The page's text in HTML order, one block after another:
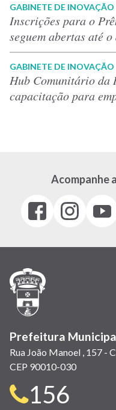
GABINETE DE INOVAÇÃO
Inscrições para o
seguem abertas até
GABINETE DE INOVAÇÃO
Hub Comunitário da
capacitação para
Acompanhe
Facebook
(link
em
janela)
Instagram
(link
em
(link
em
Prefeitura
Rua João Manoel , 157 -
CEP 90010-030
Telefone
156